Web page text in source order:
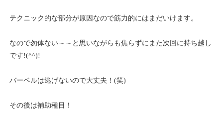
テクニック的な部分が原因なので筋力的にはまだいけます。
なので勿体ない～～と思いながらも焦らずにまた次回に持ち越し
です!(^^)!
バーベルは逃げないので大丈夫！(笑)
その後は補助種目！